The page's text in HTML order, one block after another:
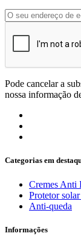
Pode cancelar a
nossa informação
Categorias em
Cremes Anti
Protetor
Anti-queda
Informações